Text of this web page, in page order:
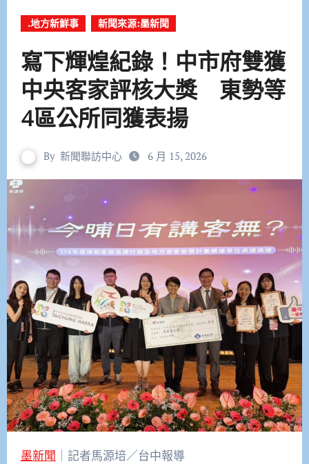
.地方新鮮事 新聞來源:墨新聞
寫下輝煌紀錄！中市府雙獲
中央客家評核大獎 東勢等
4區公所同獲表揚
By 新聞聯訪中心 6 月 15, 2026
墨新聞 ｜記者馬源培／台中報導